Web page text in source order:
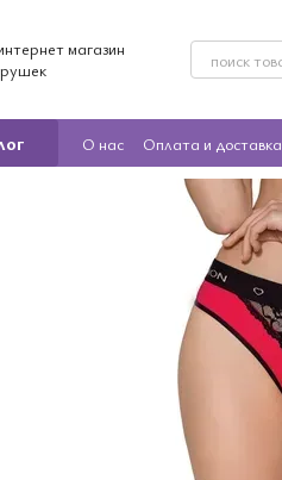
О нас Оплата и доставка